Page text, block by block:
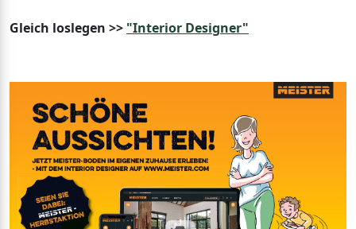
Gleich loslegen >> "Interior Designer"